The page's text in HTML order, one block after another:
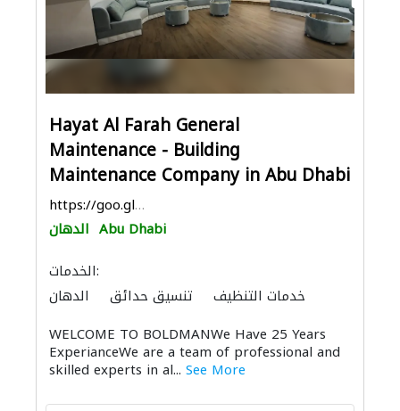
Hayat Al Farah General
Maintenance - Building
Maintenance Company in Abu Dhabi
https://goo.gl/maps/MYNf5mmeCmmVLUb59
الدهان Abu Dhabi
الخدمات:
الدهان
تنسيق حدائق خدمات التنظيف
الزجاج مقاولو كهرباء الموبيليا والنجارة
المنيوم الديكور الداخلي
WELCOME TO BOLDMANWe Have 25 Years
ExperianceWe are a team of professional and
skilled experts in al... See More